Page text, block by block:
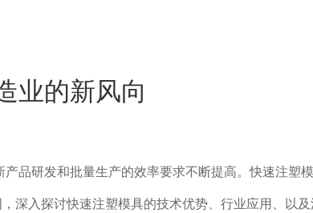
业的新风向
品研发和批量生产的效率要求不断提高。快速注塑
深入探讨快速注塑模具的技术优势、行业应用、以